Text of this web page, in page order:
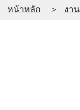
หน้าหลัก งา